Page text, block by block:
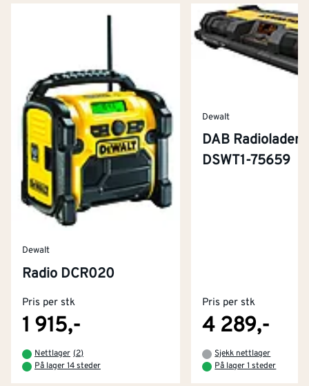
Dewalt
Radio DCR020
Pris per stk
1 915,-
Nettlager (2)
På lager 14 steder
Dewalt
DAB Radiolader
DSWT1-75659
Pris per stk
4 289,-
Sjekk nettlager
På lager 1 steder
Kjøpsbetingelser
Kontakt oss
Tjenester
Montér Klubb
Om Montér
Byggevarehus og åpningstider
Prismatch